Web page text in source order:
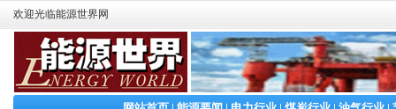
欢迎光临能源世界网